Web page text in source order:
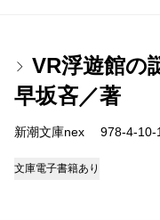
VR浮遊館
早坂吝／著
新潮文庫nex 978-4-
文庫電子書籍あり